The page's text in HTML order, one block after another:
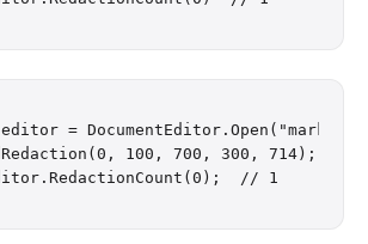
=
100, 700, 300, 714);